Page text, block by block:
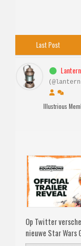
Last Post
Lantern
Illustrious
Op Twitter
nieuwe Star Wars